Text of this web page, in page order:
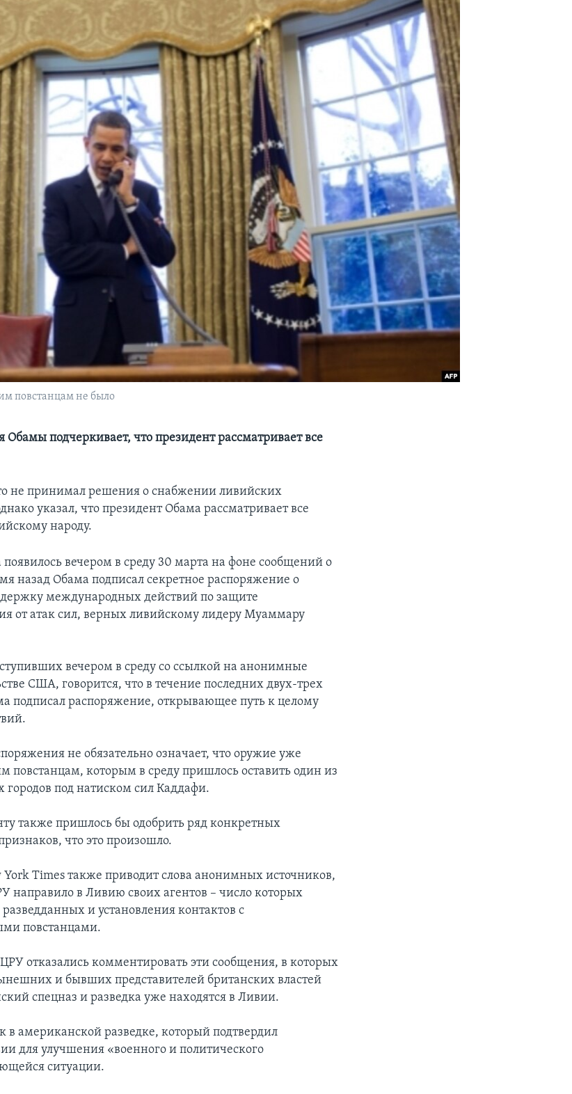
повстанцам не было
подчеркивает, что президент рассматривает все
не принимал решения о снабжении ливийских
указал, что президент Обама рассматривает все
народу.
появилось вечером в среду 30 марта на фоне сообщений о
назад Обама подписал секретное распоряжение о
международных действий по защите
от атак сил, верных ливийскому лидеру Муаммару
вечером в среду со ссылкой на анонимные
США, говорится, что в течение последних двух-трех
подписал распоряжение, открывающее путь к целому
не обязательно означает, что оружие уже
повстанцам, которым в среду пришлось оставить один из
под натиском сил Каддафи.
также пришлось бы одобрить ряд конкретных
что это произошло.
York Times также приводит слова анонимных источников,
направило в Ливию своих агентов – число которых
разведданных и установления контактов с
повстанцами.
отказались комментировать эти сообщения, в которых
и бывших представителей британских властей
спецназ и разведка уже находятся в Ливии.
в американской разведке, который подтвердил
для улучшения «военного и политического
ситуации.